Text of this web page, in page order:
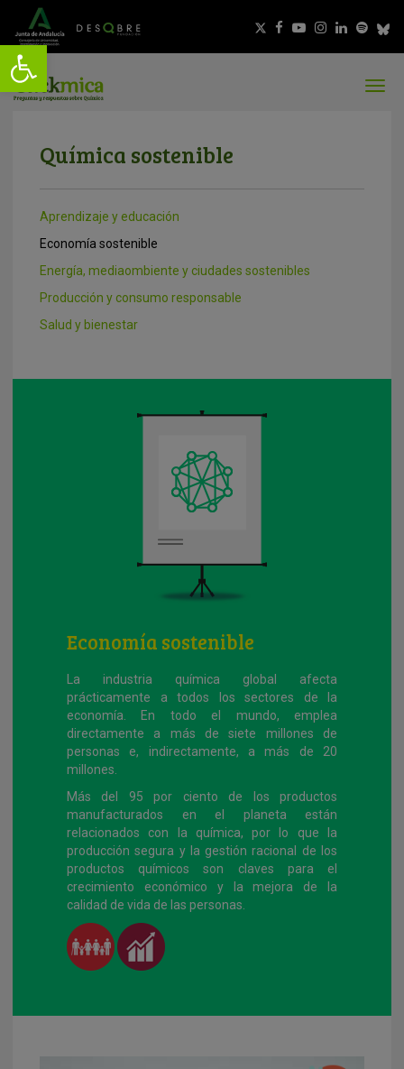
Química sostenible
Aprendizaje y educación
Economía sostenible
Energía, mediaombiente y ciudades sostenibles
Producción y consumo responsable
Salud y bienestar
Economía sostenible
La industria química global afecta
prácticamente a todos los sectores de la
economía. En todo el mundo, emplea
directamente a más de siete millones de
personas e, indirectamente, a más de 20
millones.
Más del 95 por ciento de los productos
manufacturados en el planeta están
relacionados con la química, por lo que la
producción segura y la gestión racional de los
productos químicos son claves para el
crecimiento económico y la mejora de la
calidad de vida de las personas.